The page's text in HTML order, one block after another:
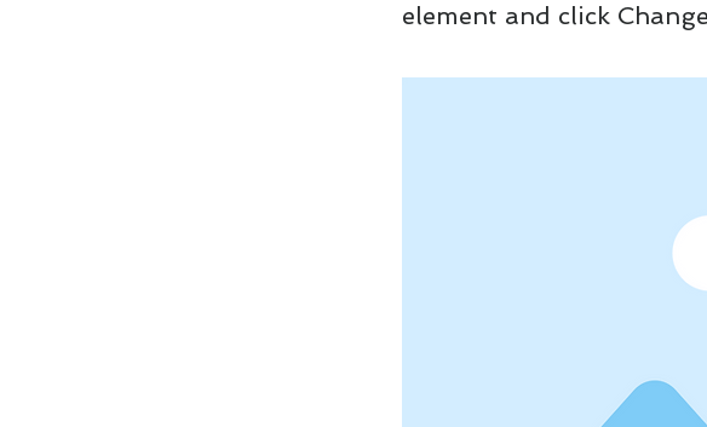
element and click